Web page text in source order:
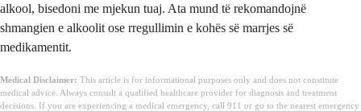
alkool, bisedoni me mjekun tuaj. Ata mund të rekomandojnë
shmangien e alkoolit ose rregullimin e kohës së marrjes së
medikamentit.
Medical Disclaimer: This article is for informational purposes only and does not constitute
medical advice. Always consult a qualified healthcare provider for diagnosis and treatment
decisions. If you are experiencing a medical emergency, call 911 or go to the nearest emergency